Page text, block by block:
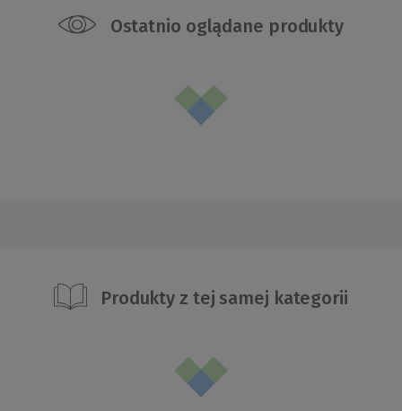
Ostatnio oglądane produkty
Produkty z tej samej kategorii